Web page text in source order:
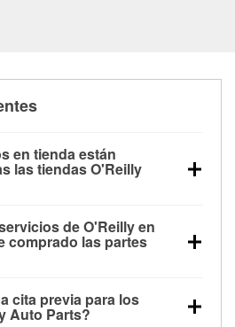
en tienda están
las tiendas O'Reilly
pruebas de alternador y
de la luz “Check Engine”
e instalación de
están disponibles en
Auto Parts. La tienda
de O'Reilly en
comprado las partes
que estén disponibles en la
cita previa para los
Auto Parts?